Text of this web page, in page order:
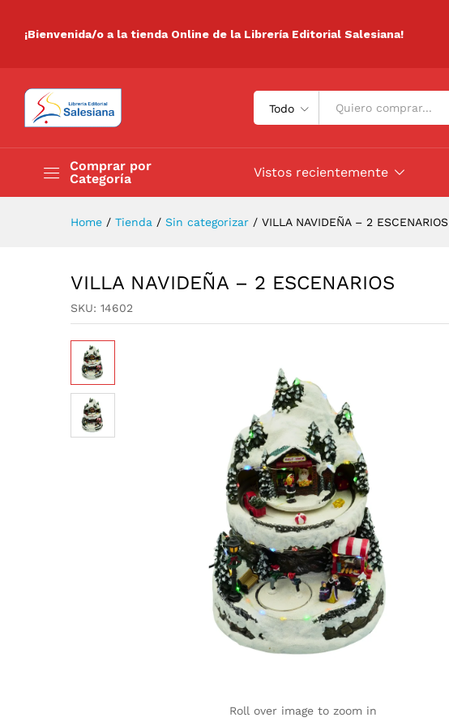
¡Bienvenida/o a la tienda Online de la Librería Editorial Salesiana!
Todo
Comprar por
Categoría
Promociones
Vistos recientemente
Home / Tienda / Sin categorizar / VILLA NAVIDEÑA – 2 ESCENARIOS
VILLA NAVIDEÑA – 2 ESCENARIOS
SKU: 14602
Roll over image to zoom in